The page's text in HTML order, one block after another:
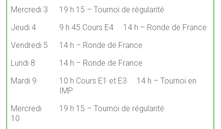
Mercredi 3
19 h 15 – Tournoi de régularité
Jeudi 4
9 h 45 Cours E4 14 h – Ronde de France
Vendredi 5
14 h – Ronde de France
Lundi 8
14 h – Ronde de France
Mardi 9
10 h Cours E1 et E3 14 h – Tournoi en
IMP
Mercredi
10
19 h 15 – Tournoi de régularité